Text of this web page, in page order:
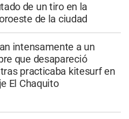
de un tiro en la
de la ciudad
intensamente a un
que desapareció
practicaba kitesurf en
El Chaquito